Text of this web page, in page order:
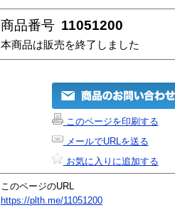
商品番号 11051200
本商品は販売を終了しました
このページを印刷する
メールでURLを送る
お気に入りに追加する
このページのURL
https://plth.me/11051200